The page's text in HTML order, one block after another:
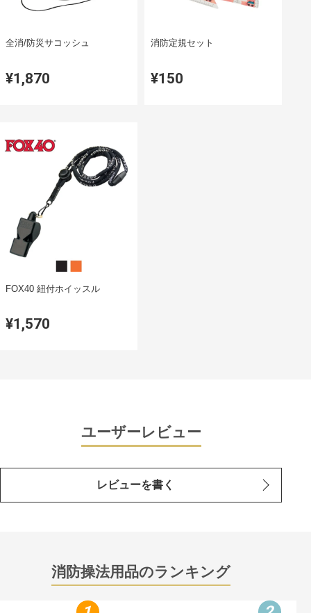
全消/防災サコッシュ
¥1,870
消防定規セット
¥150
FOX40 紐付ホイッスル
¥1,570
ユーザーレビュー
レビューを書く
消防操法用品のランキング